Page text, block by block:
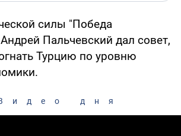
силы "Победа
Пальчевский дал совет,
Турцию по уровню
дня